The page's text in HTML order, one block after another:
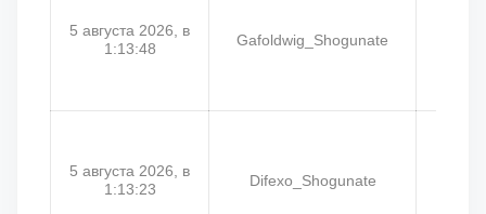
5 августа 2026, в
1:13:48
Gafoldwig_Shogunate
5 августа 2026, в
1:13:23
Difexo_Shogunate